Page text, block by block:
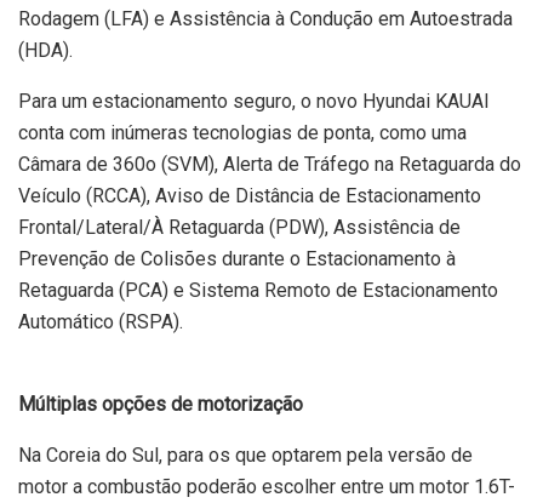
Rodagem (LFA) e Assistência à Condução em Autoestrada
(HDA).
Para um estacionamento seguro, o novo Hyundai KAUAI
conta com inúmeras tecnologias de ponta, como uma
Câmara de 360o (SVM), Alerta de Tráfego na Retaguarda do
Veículo (RCCA), Aviso de Distância de Estacionamento
Frontal/Lateral/À Retaguarda (PDW), Assistência de
Prevenção de Colisões durante o Estacionamento à
Retaguarda (PCA) e Sistema Remoto de Estacionamento
Automático (RSPA).
Múltiplas opções de motorização
Na Coreia do Sul, para os que optarem pela versão de
motor a combustão poderão escolher entre um motor 1.6T-